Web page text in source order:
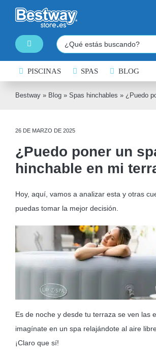
Saltar
contenido
Toggle
PISCINAS DESMONTABLES
SPAS HINCHABLES
KAYAKS HINCHABLES
BARCAS HINCHABLES
HINCHABLES ACUÁTICOS
NATACIÓN
MOBILIARIO HINCHABLE
CAMPING
RECAMBIOS DE PISCINAS
RECAMBIOS DE SPAS
Buscar:
PISCINAS SPAS BLOG
Bestway» Blog» Spas hinchables » ¿Puedo
26 DE MARZO DE 2025
¿Puedo poner un
hinchable en mi
Hoy, aquí, vamos a analizar esta y otras
puedas tomar la mejor decisión.
Es de noche y desde tu terraza se ven las
imagínate en un spa relajándote al aire
¡Claro que sí!